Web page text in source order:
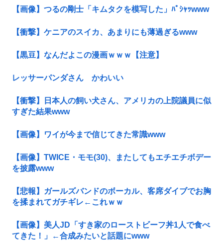
【画像】つるの剛士「キムタクを模写した」ﾊﾟｼｬｯwww
【衝撃】ケニアのスイカ、あまりにも薄過ぎるwww
【黒豆】なんだよこの漫画ｗｗｗ【注意】
レッサーパンダさん かわいい
【衝撃】日本人の飼い犬さん、アメリカの上院議員に似
すぎた結果www
【画像】ワイが今まで信じてきた常識www
【画像】TWICE・モモ(30)、またしてもエチエチボデー
を披露www
【悲報】ガールズバンドのボーカル、客席ダイブでお胸
を揉まれてガチギレ←これｗｗ
【画像】美人JD「すき家のローストビーフ丼1人で食べ
てきた！」←合成みたいと話題にwww